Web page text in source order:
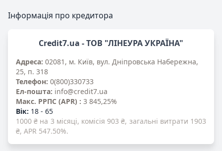
Інформація про кредитора
Credit7.ua - ТОВ "ЛІНЕУРА УКРАЇНА"
Адреса: 02081, м. Київ, вул. Дніпровська Набережна,
25, п. 318
Телефон: 0(800)330733
Ел-пошта: info@credit7.ua
Mакс. PPПС (APR) : 3 845,25%
Вік: 18 - 65
1000 ₴ на 3 місяці, комісія 903 ₴, загальні витрати 1903
₴, APR 547.50%.